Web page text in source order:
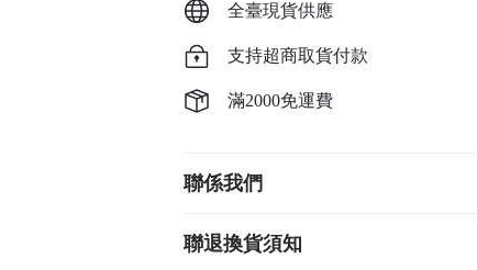
全臺現貨供應
支持超商取貨付款
滿2000免運費
聯係我們
聯退換貨須知